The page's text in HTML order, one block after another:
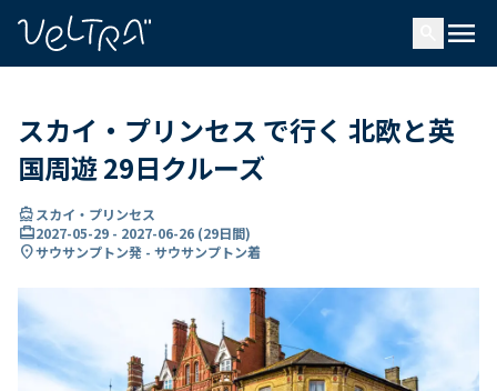
menu
スカイ・プリンセス で行く 北欧と英
国周遊 29日クルーズ
directions_boat スカイ・プリンセス
card_travel2027-05-29 - 2027-06-26 (29日間)
location_onサウサンプトン発 - サウサンプトン着